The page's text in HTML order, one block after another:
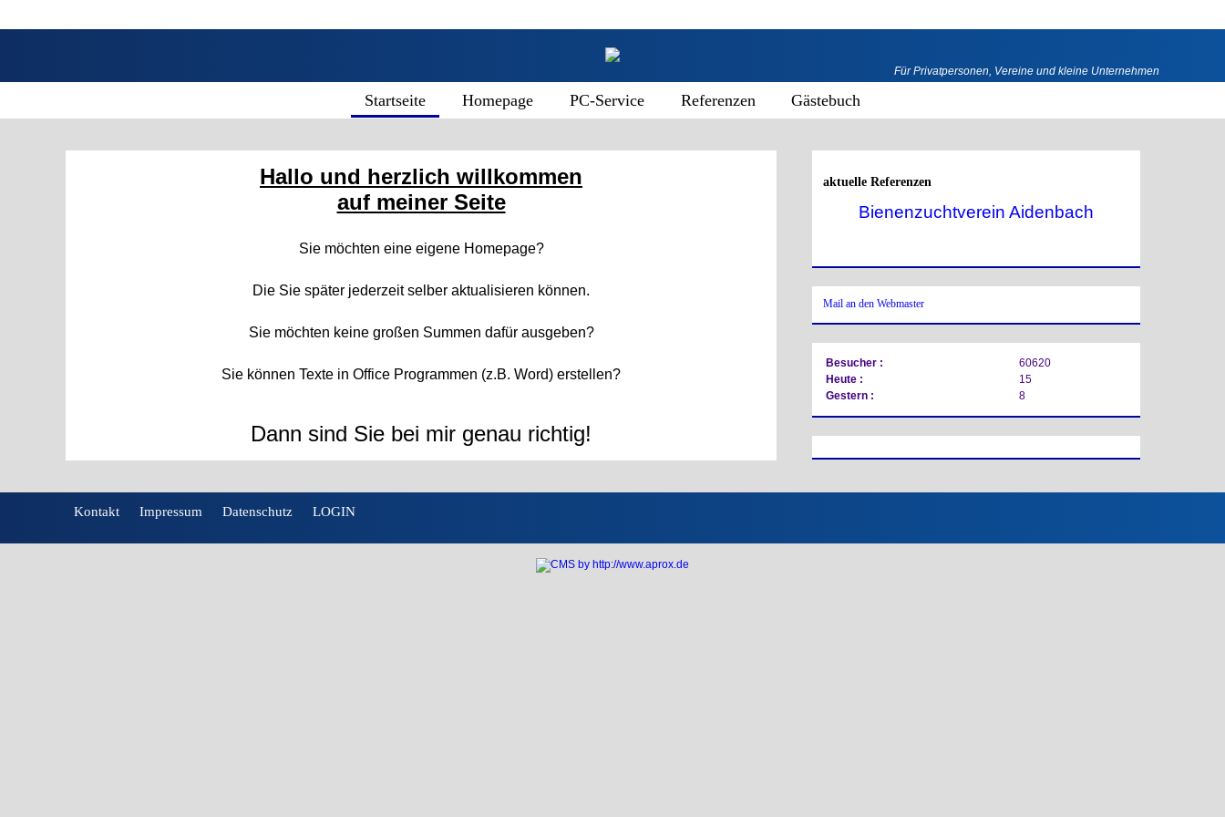
Für Privatpersonen, Vereine und kleine Unternehmen
Startseite Homepage PC-Service Referenzen Gästebuch
Hallo und herzlich willkommen
auf meiner Seite
Sie möchten eine eigene Homepage?
Die Sie später jederzeit selber aktualisieren können.
Sie möchten keine großen Summen dafür ausgeben?
Sie können Texte in Office Programmen (z.B. Word) erstellen?
Dann sind Sie bei mir genau richtig!
aktuelle Referenzen
Bienenzuchtverein Aidenbach
Mail an den Webmaster
Besucher :
60620
Heute :
15
Gestern :
8
Kontakt Impressum Datenschutz LOGIN